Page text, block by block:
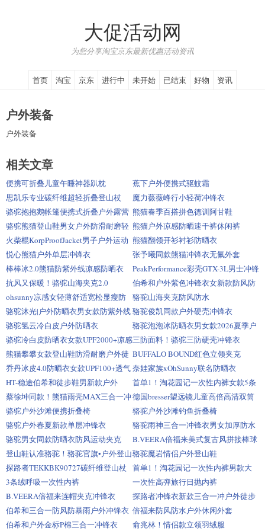
大促活动网
为您分享淘宝京东最新优惠活动资讯
首页 淘宝 京东 进行中 未开始 已结束 好物 资讯
户外装备
户外装备
相关文章
便携可折叠儿童午睡神器趴枕
蕉下户外便携式驱蚊霜
思凯乐专业碳纤维超轻折叠登山杖
魔力薇薇峰行小轻荷冲锋衣
骆驼抱抱鹅帐篷便携式折叠户外露营 熊猫春季百搭拼色德训阿甘鞋
骆驼熊猫登山鞋男女户外防滑耐磨轻
便运动鞋
熊猫户外凉感防晒速干裤休闲裤
火柴棍KorpProofJacket男子户外运动
外套
熊猫翻领开衫衬衫防晒衣
悦心熊猫户外单层冲锋衣
张予曦同款熊猫冲锋衣无氟外套
棒棒冰2.0熊猫防紫外线凉感防晒衣
PeakPerformance彩壳GTX-3L男士冲锋
衣
抗风又保暖！骆驼山海夹克2.0
伯希和户外紫色冲锋衣女新款防风防
雨耐磨
ohsunny凉感女轻薄舒适宽松显瘦防
晒服
骆驼山海夹克防风防水
骆驼沐光|户外防晒衣男女款防紫外线骆驼俊凯同款户外硬壳冲锋衣
骆驼氢云冷白皮户外防晒衣
骆驼泡泡冰防晒衣男女款2026夏季户
外冷白皮银胶
骆驼冷白皮防晒衣女款UPF2000+凉感
立领外套
三防面料！骆驼三防硬壳冲锋衣
熊猫攀攀女款登山鞋防滑耐磨户外徒
步鞋
BUFFALO BOUND红色立领夹克
乔丹冰皮4.0防晒衣女款UPF100+透气
抗菌
奈娃家族xOhSunny联名防晒衣
HT-稳途伯希和徒步鞋男新款户外
Vibram
首单1！淘花园记一次性内裤女款5条
蔡徐坤同款！熊猫雨壳MAX三合一冲
锋衣
德国bresser望远镜儿童高倍高清双筒
玩具
骆驼户外沙滩便携折叠椅
骆驼户外沙滩钓鱼折叠椅
骆驼户外春夏新款单层冲锋衣
骆驼雨神三合一冲锋衣男女加厚防水
骆驼男女同款防晒衣防风运动夹克
B.VEERA倍福来美式复古风拼接棒球
服
登山鞋认准骆驼！骆驼官旗•户外登山
鞋
骆驼魔岩情侣户外登山鞋
探路者TEKKBK90727碳纤维登山杖
首单1！淘花园记一次性内裤男款大
码3条装
3条绒呼吸一次性内裤
一次性高弹旅行日抛内裤
B.VEERA倍福来连帽夹克冲锋衣
探路者冲锋衣新款三合一冲户外徒步
登山服
伯希和三合一防风防暴雨户外冲锋衣 倍福来防风防水户外休闲外套
伯希和户外金标P棉三合一冲锋衣
俞兆林！情侣款立领羽绒服